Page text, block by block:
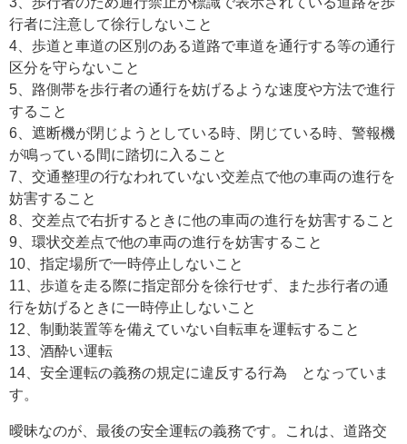
行者に注意して徐行しないこと
4、歩道と車道の区別のある道路で車道を通行する等の通行
区分を守らないこと
5、路側帯を歩行者の通行を妨げるような速度や方法で進行
すること
6、遮断機が閉じようとしている時、閉じている時、警報機
が鳴っている間に踏切に入ること
7、交通整理の行なわれていない交差点で他の車両の進行を
妨害すること
8、交差点で右折するときに他の車両の進行を妨害すること
9、環状交差点で他の車両の進行を妨害すること
10、指定場所で一時停止しないこと
11、歩道を走る際に指定部分を徐行せず、また歩行者の通
行を妨げるときに一時停止しないこと
12、制動装置等を備えていない自転車を運転すること
13、酒酔い運転
14、安全運転の義務の規定に違反する行為 となっていま
す。
曖昧なのが、最後の安全運転の義務です。これは、道路交